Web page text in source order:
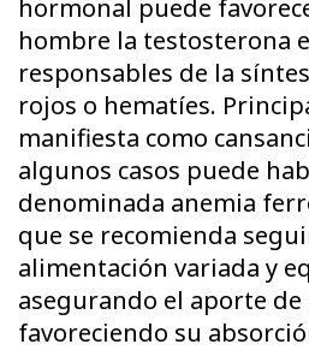
hormonal puede
hombre la testosterona
responsables de la
rojos o hematíes.
manifiesta como
algunos casos puede
denominada anemia
que se recomienda
alimentación variada y
asegurando el aporte
favoreciendo su